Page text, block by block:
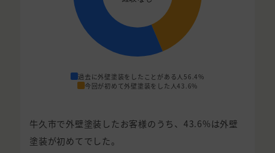
過去に外壁塗装をしたことがある人 56.4%
今回が初めて外壁塗装をした人43.6%
牛久市で外壁塗装したお客様のうち、43.6%は外壁
塗装が初めてでした。